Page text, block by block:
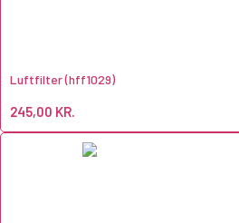
Luftfilter (hff1029)
245,00 KR.